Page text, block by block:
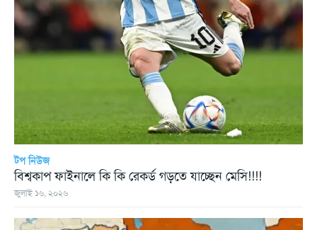
টপ নিউজ
বিশ্বকাপ ফাইনালে কি কি রেকর্ড গড়তে যাচ্ছেন মেসি!!!!
জুলাই ১৬, ২০২৬